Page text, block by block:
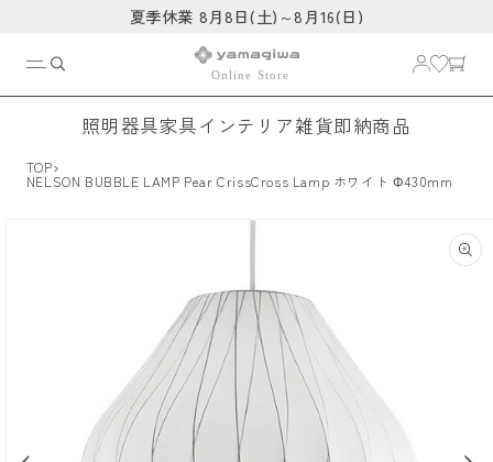
夏季休業 8月8日(土)～8月16(日)
照明器具家具インテリア雑貨即納商品
TOP›
NELSON BUBBLE LAMP Pear CrissCross Lamp ホワイト Φ430mm